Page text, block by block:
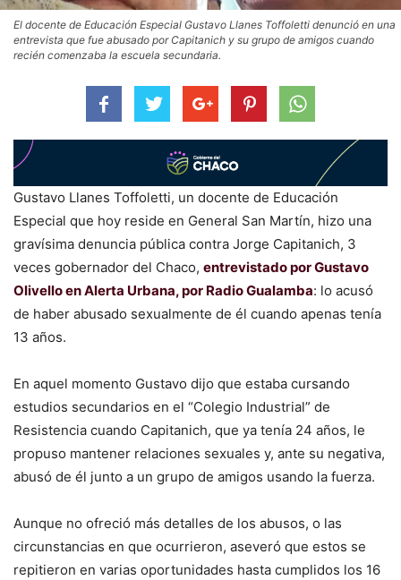
El docente de Educación Especial Gustavo Llanes Toffoletti denunció en una
entrevista que fue abusado por Capitanich y su grupo de amigos cuando
recién comenzaba la escuela secundaria.
Gustavo Llanes Toffoletti, un docente de Educación
Especial que hoy reside en General San Martín, hizo una
gravísima denuncia pública contra Jorge Capitanich, 3
veces gobernador del Chaco, entrevistado por Gustavo
Olivello en Alerta Urbana, por Radio Gualamba: lo acusó
de haber abusado sexualmente de él cuando apenas tenía
13 años.
En aquel momento Gustavo dijo que estaba cursando
estudios secundarios en el “Colegio Industrial” de
Resistencia cuando Capitanich, que ya tenía 24 años, le
propuso mantener relaciones sexuales y, ante su negativa,
abusó de él junto a un grupo de amigos usando la fuerza.
Aunque no ofreció más detalles de los abusos, o las
circunstancias en que ocurrieron, aseveró que estos se
repitieron en varias oportunidades hasta cumplidos los 16